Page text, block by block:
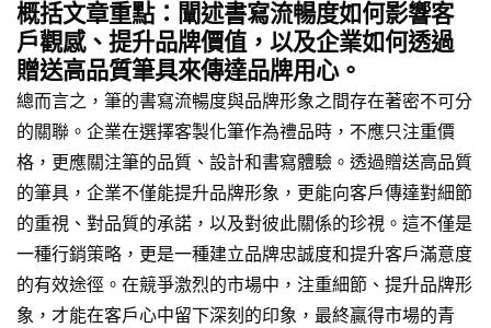
概括文章重點：闡述書寫流暢度如何影響客
戶觀感、提升品牌價值，以及企業如何透過
贈送高品質筆具來傳達品牌用心。
總而言之，筆的書寫流暢度與品牌形象之間存在著密不可分
的關聯。企業在選擇客製化筆作為禮品時，不應只注重價
格，更應關注筆的品質、設計和書寫體驗。透過贈送高品質
的筆具，企業不僅能提升品牌形象，更能向客戶傳達對細節
的重視、對品質的承諾，以及對彼此關係的珍視。這不僅是
一種行銷策略，更是一種建立品牌忠誠度和提升客戶滿意度
的有效途徑。在競爭激烈的市場中，注重細節、提升品牌形
象，才能在客戶心中留下深刻的印象，最終贏得市場的青